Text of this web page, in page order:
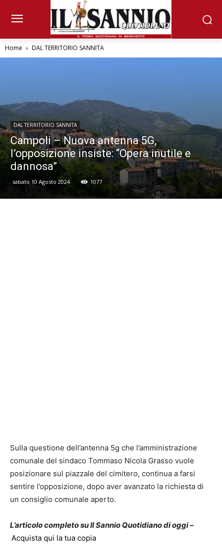
Home DAL TERRITORIO SANNITA
DAL TERRITORIO SANNITA
Campoli – Nuova antenna 5G,
l’opposizione insiste: “Opera inutile e
dannosa”
sabato 10 Agosto 2024 1077
Sulla questione dell’antenna 5g che l’amministrazione
comunale del sindaco Tommaso Nicola Grasso vuole
posizionare sul piazzale del cimitero, continua a farsi
sentire l’opposizione, dopo aver avanzato la richiesta di
un consiglio comunale aperto.
L’articolo completo su Il Sannio Quotidiano di oggi –
Acquista qui la tua copia